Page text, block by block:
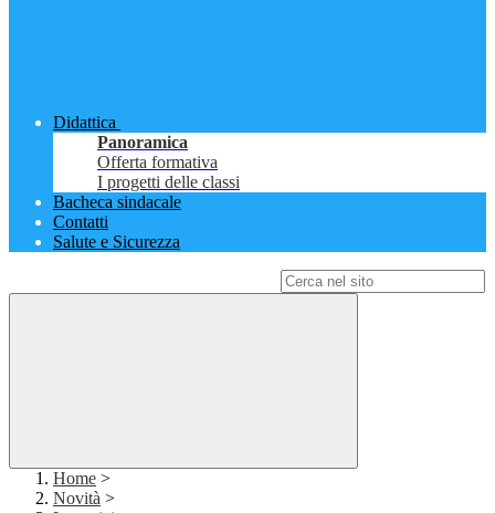
Didattica
Panoramica
Offerta formativa
I progetti delle classi
Bacheca sindacale
Contatti
Salute e Sicurezza
Home >
Novità >